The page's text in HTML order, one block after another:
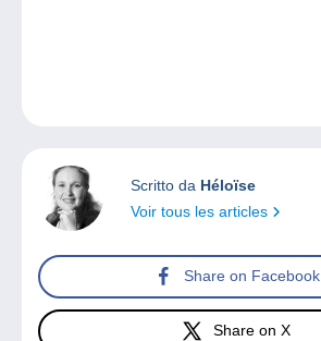
Scritto da Héloïse
Voir tous les articles
Share on Facebook
Share on X